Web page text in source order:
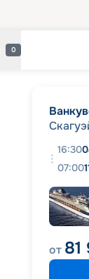
0
16:30
07:00
от 81